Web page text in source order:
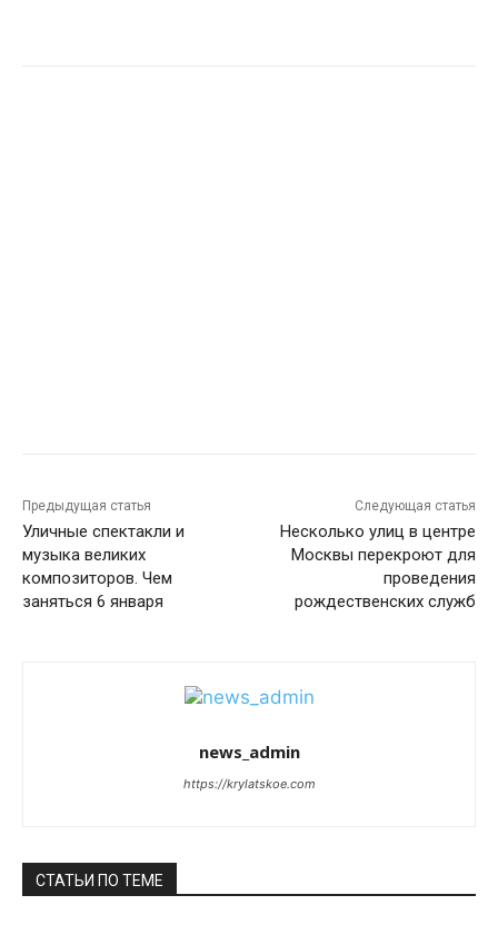
Предыдущая статья
Уличные спектакли и
музыка великих
композиторов. Чем
заняться 6 января
Следующая статья
Несколько улиц в центре
Москвы перекроют для
проведения
рождественских служб
news_admin
https://krylatskoe.com
СТАТЬИ ПО ТЕМЕ